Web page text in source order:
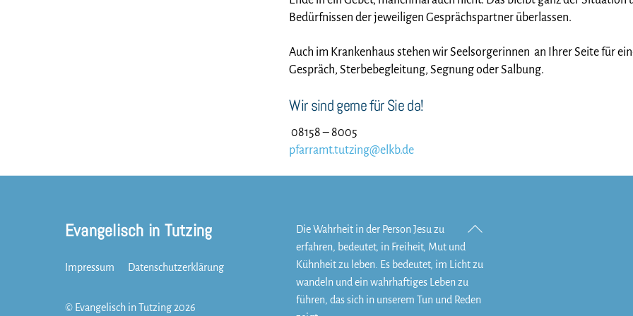
Bedürfnissen der jeweiligen Gesprächspartner überlassen.
Auch im Krankenhaus stehen wir Seelsorgerinnen an Ihrer Seite für
Gespräch, Sterbebegleitung, Segnung oder Salbung.
Wir sind gerne für Sie da!
08158 – 8005
pfarramt.tutzing@elkb.de
Back
Top
Evangelisch in Tutzing
Impressum Datenschutzerklärung
© Evangelisch in Tutzing2026
Die Wahrheit in der Person Jesu zu
erfahren, bedeutet, in Freiheit, Mut und
Kühnheit zu leben. Es bedeutet, im Licht zu
wandeln und ein wahrhaftiges Leben zu
führen, das sich in unserem Tun und Reden